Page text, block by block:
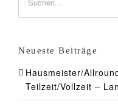
nach:
Neueste Beiträge
Hausmeister/
Teilzeit/Vollzeit –